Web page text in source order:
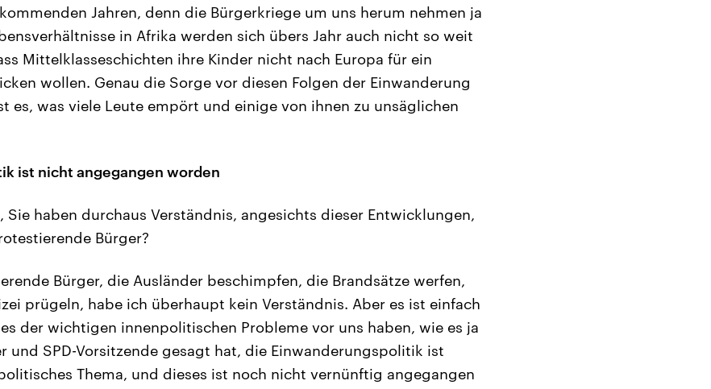
Jahren, denn die Bürgerkriege um uns herum nehmen ja
in Afrika werden sich übers Jahr auch nicht so weit
Mittelklasseschichten ihre Kinder nicht nach Europa für ein
wollen. Genau die Sorge vor diesen Folgen der Einwanderung
es, was viele Leute empört und einige von ihnen zu unsäglichen
ist nicht angegangen worden
Sie haben durchaus Verständnis, angesichts dieser Entwicklungen,
Bürger?
Bürger, die Ausländer beschimpfen, die Brandsätze werfen,
prügeln, habe ich überhaupt kein Verständnis. Aber es ist einfach
der wichtigen innenpolitischen Probleme vor uns haben, wie es ja
und SPD-Vorsitzende gesagt hat, die Einwanderungspolitik ist
Thema, und dieses ist noch nicht vernünftig angegangen